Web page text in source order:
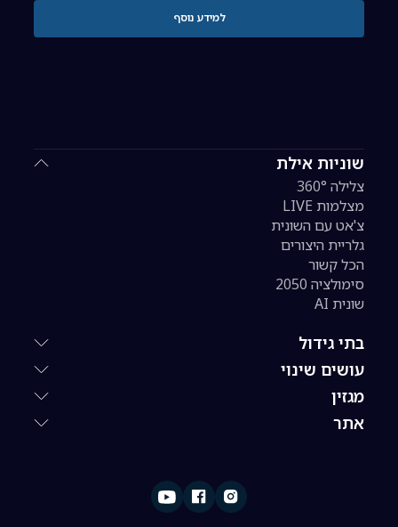
שוניות אילת
צלילה 360°
מצלמות LIVE
צ'אט עם השונית
גלריית היצורים
הכל קשור
סימולציה 2050
שונית AI
בתי גידול
עושים שינוי
מגזין
אתר
למידע נוסף